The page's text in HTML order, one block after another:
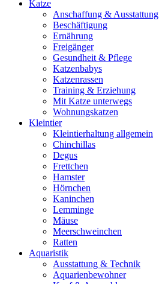
Katze
Anschaffung & Ausstattung
Beschäftigung
Ernährung
Freigänger
Gesundheit & Pflege
Katzenbabys
Katzenrassen
Training & Erziehung
Mit Katze unterwegs
Wohnungskatzen
Kleintier
Kleintierhaltung allgemein
Chinchillas
Degus
Frettchen
Hamster
Hörnchen
Kaninchen
Lemminge
Mäuse
Meerschweinchen
Ratten
Aquaristik
Ausstattung & Technik
Aquarienbewohner